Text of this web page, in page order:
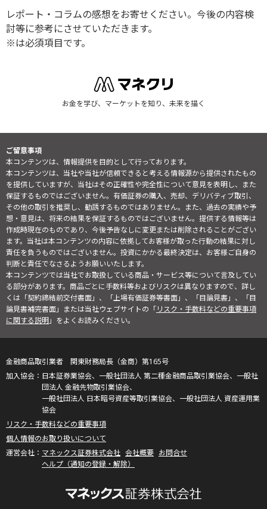
レポート・コラムの感想をお寄せください。今後の内容検
討等に参考にさせていただきます。
※は必須項目です。
お金を学び、マーケットを知り、未来を描く
ご留意事項
本コンテンツは、情報提供を目的として行っております。
本コンテンツは、当社や当社が信頼できると考える情報源から提供されたもの
を提供していますが、当社はその正確性や完全性について意見を表明し、また
保証するものではございません。有価証券の購入、売却、デリバティブ取引、
その他の取引を推奨し、勧誘するものではありません。また、過去の実績や予
想・意見は、将来の結果を保証するものではございません。提供する情報等は
作成時現在のものであり、今後予告なしに変更または削除されることがござい
ます。当社は本コンテンツの内容に依拠してお客様が取った行動の結果に対し
責任を負うものではございません。投資にかかる最終決定は、お客様ご自身の
判断と責任でなさるようお願いいたします。
本コンテンツでは当社でお取扱している商品・サービス等について言及してい
る部分があります。商品ごとに手数料等およびリスクは異なりますので、詳し
くは「契約締結前交付書面」、「上場有価証券等書面」、「目論見書」、「目
論見書補完書面」または当社ウェブサイトの「リスク・手数料などの重要事項
に関する説明」をよくお読みください。
金融商品取引業者 関東財務局長（金商）第165号
日本証券業協会、一般社団法人 第二種金融商品取引業協会、一般社
団法人 金融先物取引業協会、
一般社団法人 日本暗号資産等取引業協会、一般社団法人 資産運用業
協会
リスク・手数料などの重要事項
個人情報のお取り扱いについて
マネックス証券株式会社 会社概要 お問合せ
ヘルプ（通知の登録・解除）